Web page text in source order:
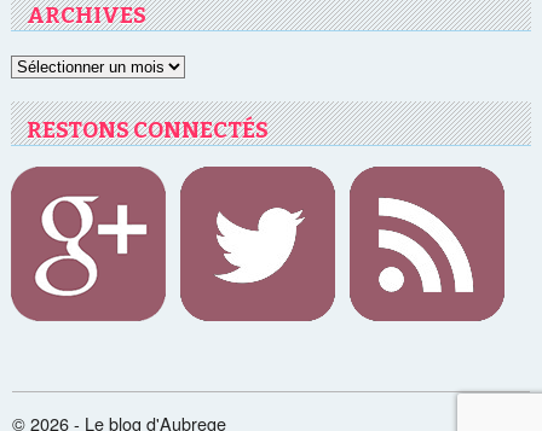
ARCHIVES
Archives
RESTONS CONNECTÉS
© 2026 - Le blog d'Aubrege